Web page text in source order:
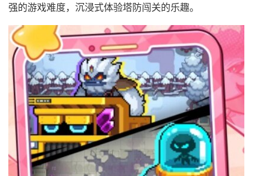
强的游戏难度，沉浸式体验塔防闯关的乐趣。